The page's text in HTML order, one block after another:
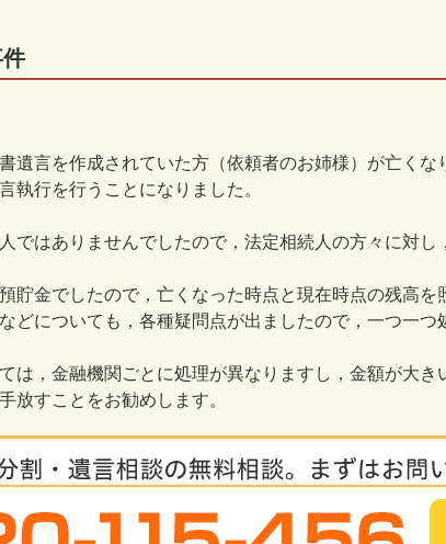
遺言を作成されていた方（依頼者のお姉様）が亡くな
執行を行うことになりました。
ではありませんでしたので，法定相続人の方々に対し
貯金でしたので，亡くなった時点と現在時点の残高を
どについても，各種疑問点が出ましたので，一つ一つ
は，金融機関ごとに処理が異なりますし，金額が大き
放すことをお勧めします。